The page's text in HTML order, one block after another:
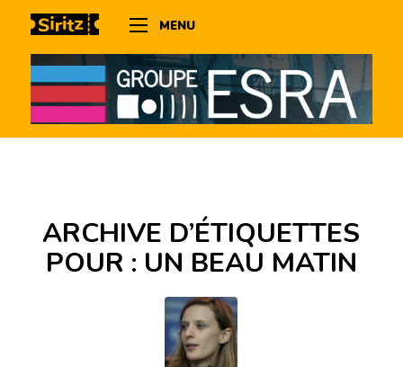
MENU
ARCHIVE D’ÉTIQUETTES
POUR : UN BEAU MATIN